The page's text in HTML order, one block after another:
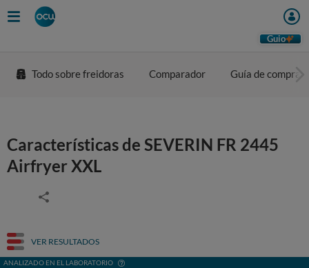
Guio
Todo sobre freidoras Comparador Guía de compra
Características de SEVERIN FR 2445
Airfryer XXL
VER RESULTADOS
ANALIZADO EN EL LABORATORIO